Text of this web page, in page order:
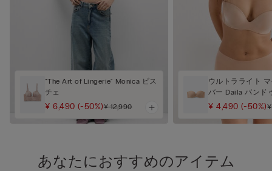
"The Art of Lingerie" Monica ビス
チェ
¥ 6,490(-50%)¥ 12,990
ウルトラライト
バー Daila バンド
¥ 4,490(-50%)
あなたにおすすめのアイテム